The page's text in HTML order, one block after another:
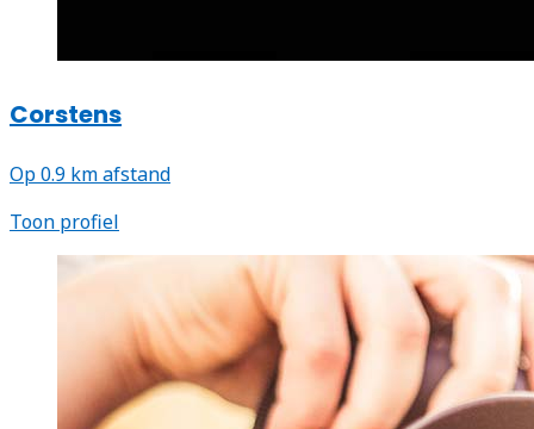
Corstens
Op 0.9 km afstand
Toon profiel